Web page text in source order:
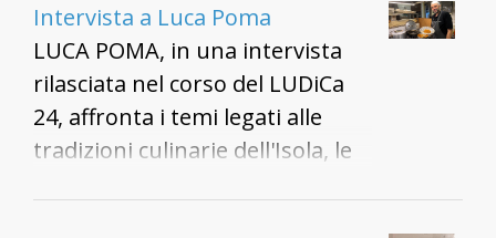
Intervista a Luca Poma
LUCA POMA, in una intervista
rilasciata nel corso del LUDiCa
24, affronta i temi legati alle
tradizioni culinarie dell'Isola, le